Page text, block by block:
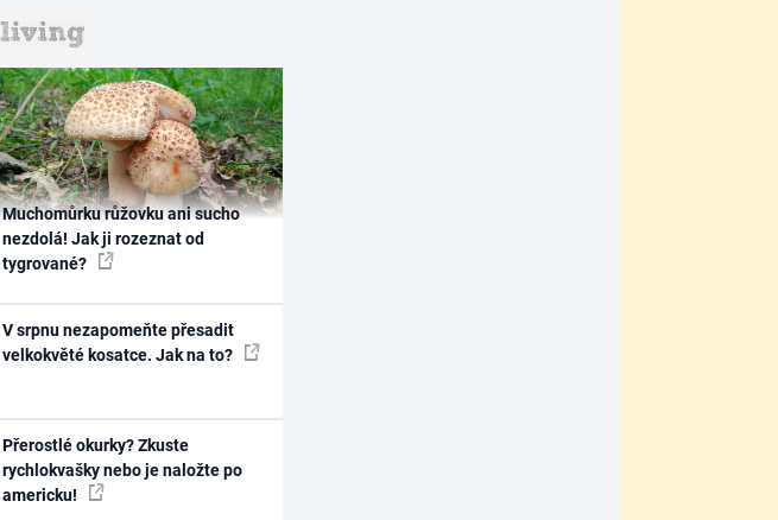
Muchomůrku růžovku ani sucho
nezdolá! Jak ji rozeznat od
tygrované?
V srpnu nezapomeňte přesadit
velkokvěté kosatce. Jak na to?
Přerostlé okurky? Zkuste
rychlokvašky nebo je naložte po
americku!